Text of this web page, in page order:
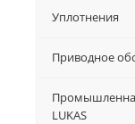
Уплотнения
Приводное
LUKAS